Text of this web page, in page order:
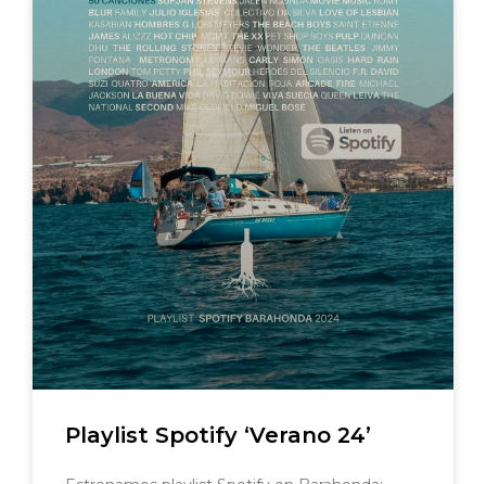
Playlist Spotify ‘Verano 24’